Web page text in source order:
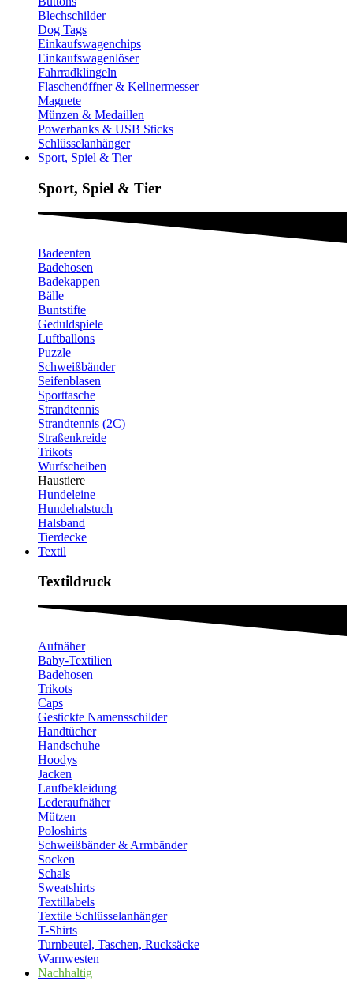
Blechschilder
Dog Tags
Einkaufswagenchips
Einkaufswagenlöser
Fahrradklingeln
Flaschenöffner & Kellnermesser
Magnete
Münzen & Medaillen
Powerbanks & USB Sticks
Schlüsselanhänger
Sport, Spiel & Tier
Sport, Spiel & Tier
Badeenten
Badehosen
Badekappen
Bälle
Buntstifte
Geduldspiele
Luftballons
Puzzle
Schweißbänder
Seifenblasen
Sporttasche
Strandtennis
Strandtennis (2C)
Straßenkreide
Trikots
Wurfscheiben
Haustiere
Hundeleine
Hundehalstuch
Halsband
Tierdecke
Textil
Textildruck​
Aufnäher
Baby-Textilien
Badehosen
Trikots
Caps
Gestickte Namensschilder
Handtücher
Handschuhe
Hoodys
Jacken
Laufbekleidung
Lederaufnäher
Mützen
Poloshirts
Schweißbänder & Armbänder
Socken
Schals
Sweatshirts
Textillabels
Textile Schlüsselanhänger
T-Shirts
Turnbeutel, Taschen, Rucksäcke
Warnwesten
Nachhaltig